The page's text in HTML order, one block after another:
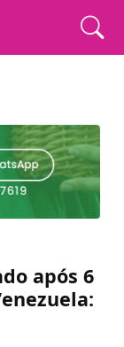
após 6